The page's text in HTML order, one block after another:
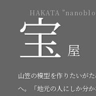
宝屋
HAKATA
山笠の模型を作りたいが
へ。「地元の人にしか分